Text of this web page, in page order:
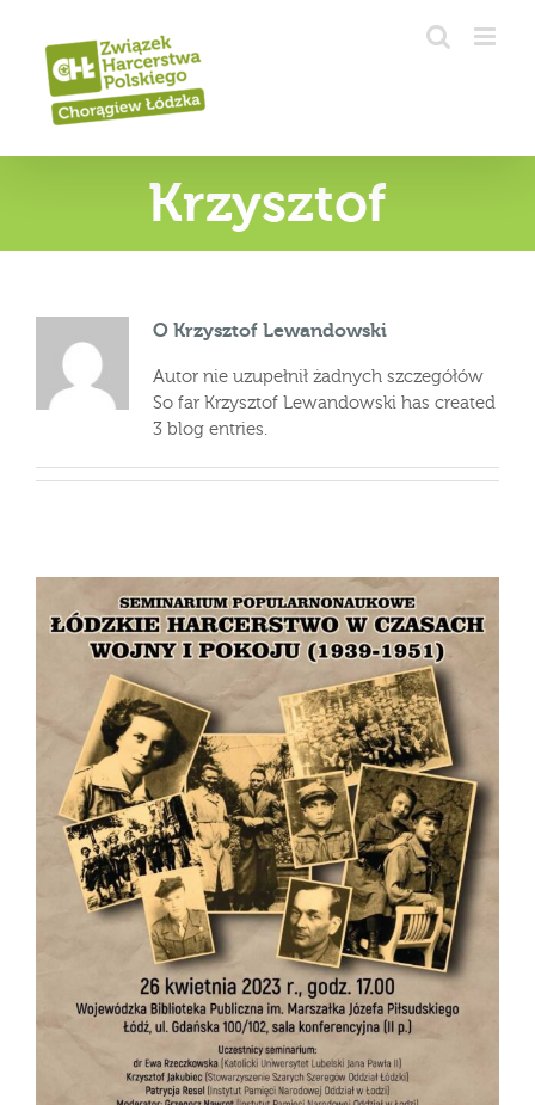
zawartości
Krzysztof
O Krzysztof Lewandowski
Autor nie uzupełnił żadnych szczegółów
So far Krzysztof Lewandowski has created
3 blog entries.